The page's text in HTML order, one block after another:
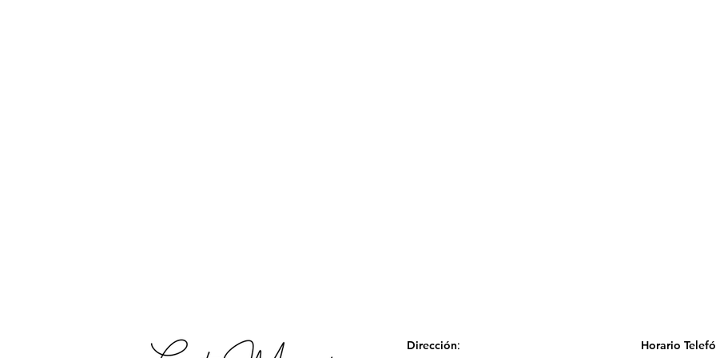
Dirección: Horario